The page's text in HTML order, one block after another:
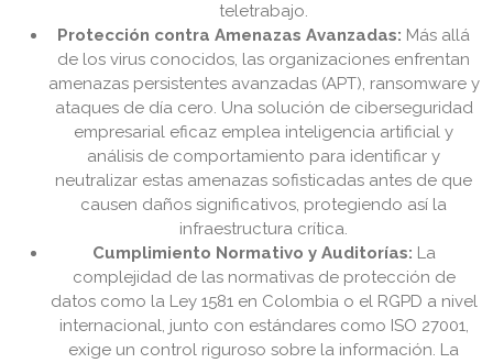
teletrabajo.
Protección contra Amenazas Avanzadas: Más allá
de los virus conocidos, las organizaciones enfrentan
amenazas persistentes avanzadas (APT), ransomware y
ataques de día cero. Una solución de ciberseguridad
empresarial eficaz emplea inteligencia artificial y
análisis de comportamiento para identificar y
neutralizar estas amenazas sofisticadas antes de que
causen daños significativos, protegiendo así la
infraestructura crítica.
Cumplimiento Normativo y Auditorías: La
complejidad de las normativas de protección de
datos como la Ley 1581 en Colombia o el RGPD a nivel
internacional, junto con estándares como ISO 27001,
exige un control riguroso sobre la información. La